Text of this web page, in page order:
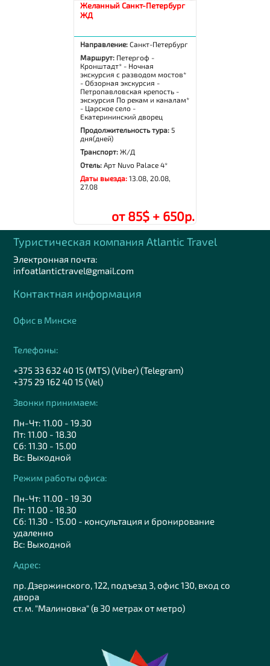
Желанный Санкт-Петербург
ЖД
Направление:Санкт-Петербург
Маршрут: Петергоф -
Кронштадт* - Ночная
экскурсия с разводом мостов*
- Обзорная экскурсия -
Петропавловская крепость -
экскурсия По рекам и каналам*
- Царское село -
Екатерининский дворец
Продолжительность тура: 5
дня(дней)
Транспорт:Ж/Д
Отель:Арт Nuvo Palace 4*
Даты выезда:13.08, 20.08,
27.08
от 85$ + 650р.
Туристическая компания Аtlantic Travel
Электронная почта:
infoatlantictravel@gmail.com
Контактная информация
Офис в Минске
Телефоны:
+375 33 632 40 15 (MTS) (Viber) (Telegram)
+375 29 162 40 15 (Vel)
Звонки принимаем:
Пн-Чт: 11.00 - 19.30
Пт: 11.00 - 18.30
Сб: 11.30 - 15.00
Вс: Выходной
Режим работы офиса:
Пн-Чт: 11.00 - 19.30
Пт: 11.00 - 18.30
Сб: 11.30 - 15.00 - консультация и бронирование
удаленно
Вс: Выходной
Адрес:
пр. Дзержинского, 122, подъезд 3, офис 130, вход со
двора
ст. м. "Малиновка" (в 30 метрах от метро)